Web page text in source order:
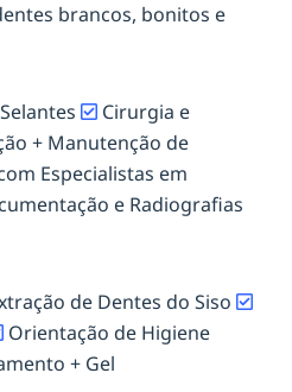
brancos, bonitos e
Cirurgia e
+ Manutenção de
Especialistas em
e Radiografias
de Dentes do Siso
Orientação de Higiene
+ Gel